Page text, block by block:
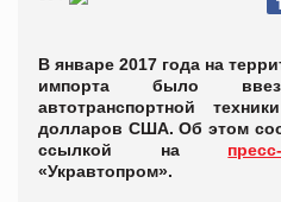
В январе 2017 года на
импорта было
автотранспортной
долларов США. Об этом
ссылкой на
«Укравтопром».